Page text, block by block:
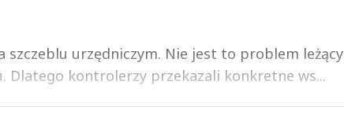
szczeblu urzędniczym. Nie jest to problem leżący
Dlatego kontrolerzy przekazali konkretne ws...